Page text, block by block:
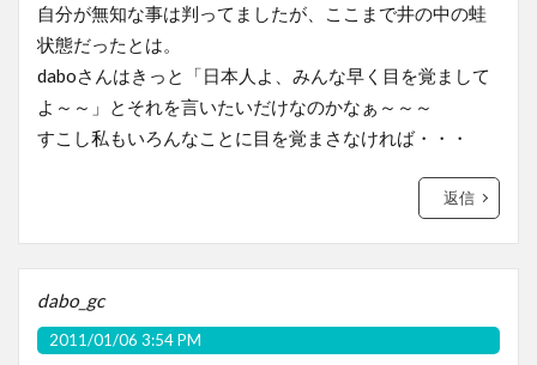
自分が無知な事は判ってましたが、ここまで井の中の蛙
状態だったとは。
daboさんはきっと「日本人よ、みんな早く目を覚まして
よ～～」とそれを言いたいだけなのかなぁ～～～
すこし私もいろんなことに目を覚まさなければ・・・
返信
dabo_gc
2011/01/06 3:54 PM